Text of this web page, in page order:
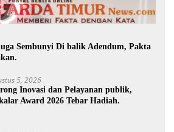
Sembunyi Di balik Adendum, Pakta
5, 2026
Inovasi dan Pelayanan publik,
Award 2026 Tebar Hadiah.